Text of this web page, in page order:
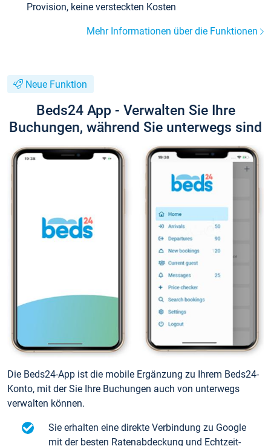
Provision, keine versteckten Kosten
Mehr Informationen über die Funktionen
Neue Funktion
Beds24 App - Verwalten Sie Ihre
Buchungen, während Sie unterwegs sind
Die Beds24-App ist die mobile Ergänzung zu Ihrem Beds24-
Konto, mit der Sie Ihre Buchungen auch von unterwegs
verwalten können.
Sie erhalten eine direkte Verbindung zu Google
mit der besten Ratenabdeckung und Echtzeit-